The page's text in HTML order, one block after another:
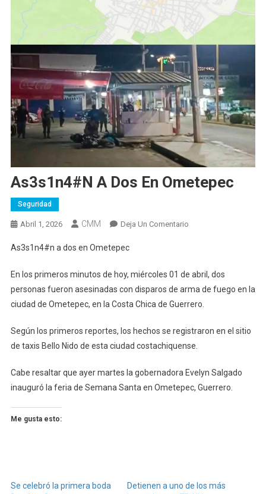
As3s1n4#n A Dos En Ometepec
Seguridad
Abril 1, 2026 CMM Deja Un ComentarioEn
En
Ometepec
As3s1n4#n a dos en Ometepec
En los primeros minutos de hoy, miércoles 01 de abril, dos
personas fueron asesinadas con disparos de arma de fuego en la
ciudad de Ometepec, en la Costa Chica de Guerrero.
Según los primeros reportes, los hechos se registraron en el sitio
de taxis Bello Nido de esta ciudad costachiquense.
Cabe resaltar que ayer martes la gobernadora Evelyn Salgado
inauguró la feria de Semana Santa en Ometepec, Guerrero.
Me gusta esto:
Se celebró la primera boda
Detienen a uno de los más